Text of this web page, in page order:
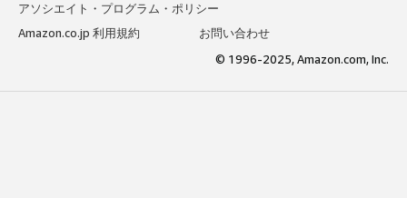
アソシエイト・プログラム・ポリシー
Amazon.co.jp 利用規約
お問い合わせ
© 1996-2025, Amazon.com, Inc.